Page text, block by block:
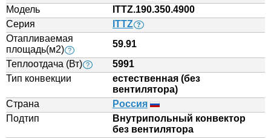
Модель
ITTZ.190.350.4900
Серия
ITTZ ?
Отапливаемая
площадь(м2) ?
59.91
Теплоотдача (Вт) ?
5991
Тип конвекции
естественная (без
вентилятора)
Страна
Россия
Подтип
Внутрипольный конвектор
без вентилятора